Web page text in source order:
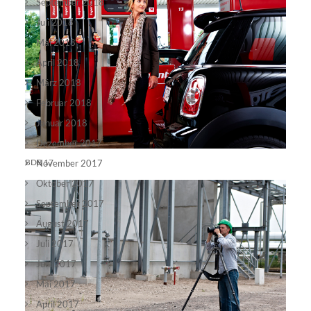
making off 1
BDB 17
Juli 2018
Mai 2018
April 2018
März 2018
Februar 2018
Januar 2018
Dezember 2017
November 2017
Oktober 2017
September 2017
August 2017
Juli 2017
Juni 2017
Mai 2017
April 2017